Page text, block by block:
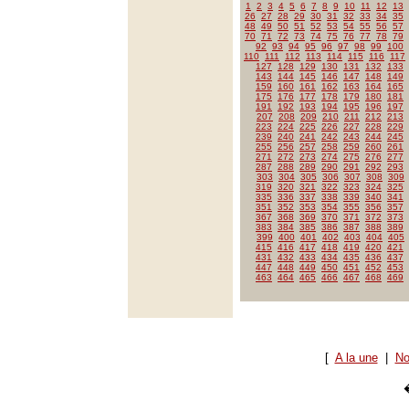
1 2 3 4 5 6 7 8 9 10 11 12
13
26
27 28 29 30 31 32 33 34 35
48
49 50 51 52 53 54 55 56
57
70 71 72 73 74 75 76 77 78
79
92
93 94 95 96 97 98 99
100
110
111 112 113 114 115 116
117
127
128 129 130 131 132
133
143
144 145 146 147 148
149
159
160 161 162 163 164
165
175
176 177 178 179 180
181
191
192 193 194 195 196
197
207
208 209 210 211 212
213
223
224 225 226 227 228
229
239
240 241 242 243 244 245
255
256 257 258 259 260 261
271
272 273 274 275 276
277
287
288 289 290 291 292
293
303
304 305 306 307 308
309
319
320 321 322 323 324 325
335
336 337 338 339 340 341
351
352 353 354 355 356
357
367
368 369 370 371 372
373
383
384 385 386 387 388
389
399
400 401 402 403 404 405
415
416 417 418 419 420 421
431
432 433 434 435 436
437
447
448 449 450 451 452
453
463
464 465 466 467 468 469
[ A la une|